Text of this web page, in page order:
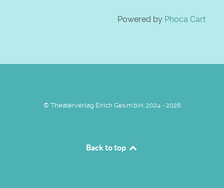
Powered by Phoca Cart
© Theaterverlag Eirich Ges.m.b.H. 2024 - 2026
Back to top